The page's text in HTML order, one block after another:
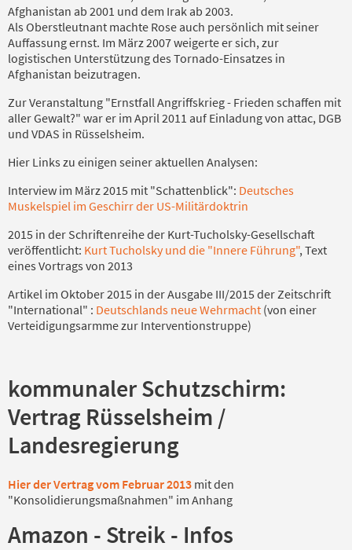
Afghanistan ab 2001 und dem Irak ab 2003.
Als Oberstleutnant machte Rose auch persönlich mit seiner
Auffassung ernst. Im März 2007 weigerte er sich, zur
logistischen Unterstützung des Tornado-Einsatzes in
Afghanistan beizutragen.
Zur Veranstaltung "Ernstfall Angriffskrieg - Frieden schaffen mit
aller Gewalt?" war er im April 2011 auf Einladung von attac, DGB
und VDAS in Rüsselsheim.
Hier Links zu einigen seiner aktuellen Analysen:
Interview im März 2015 mit "Schattenblick": Deutsches
Muskelspiel im Geschirr der US-Militärdoktrin
2015 in der Schriftenreihe der Kurt-Tucholsky-Gesellschaft
veröffentlicht: Kurt Tucholsky und die "Innere Führung", Text
eines Vortrags von 2013
Artikel im Oktober 2015 in der Ausgabe III/2015 der Zeitschrift
"International" : Deutschlands neue Wehrmacht (von einer
Verteidigungsarmme zur Interventionstruppe)
kommunaler Schutzschirm:
Vertrag Rüsselsheim /
Landesregierung
Hier der Vertrag vom Februar 2013 mit den
"Konsolidierungsmaßnahmen" im Anhang
Amazon - Streik - Infos